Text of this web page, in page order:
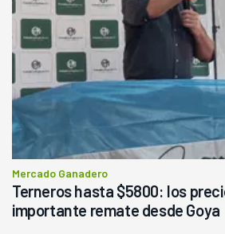
Mercado Ganadero
Terneros hasta $5800: los
importante remate desde Goya